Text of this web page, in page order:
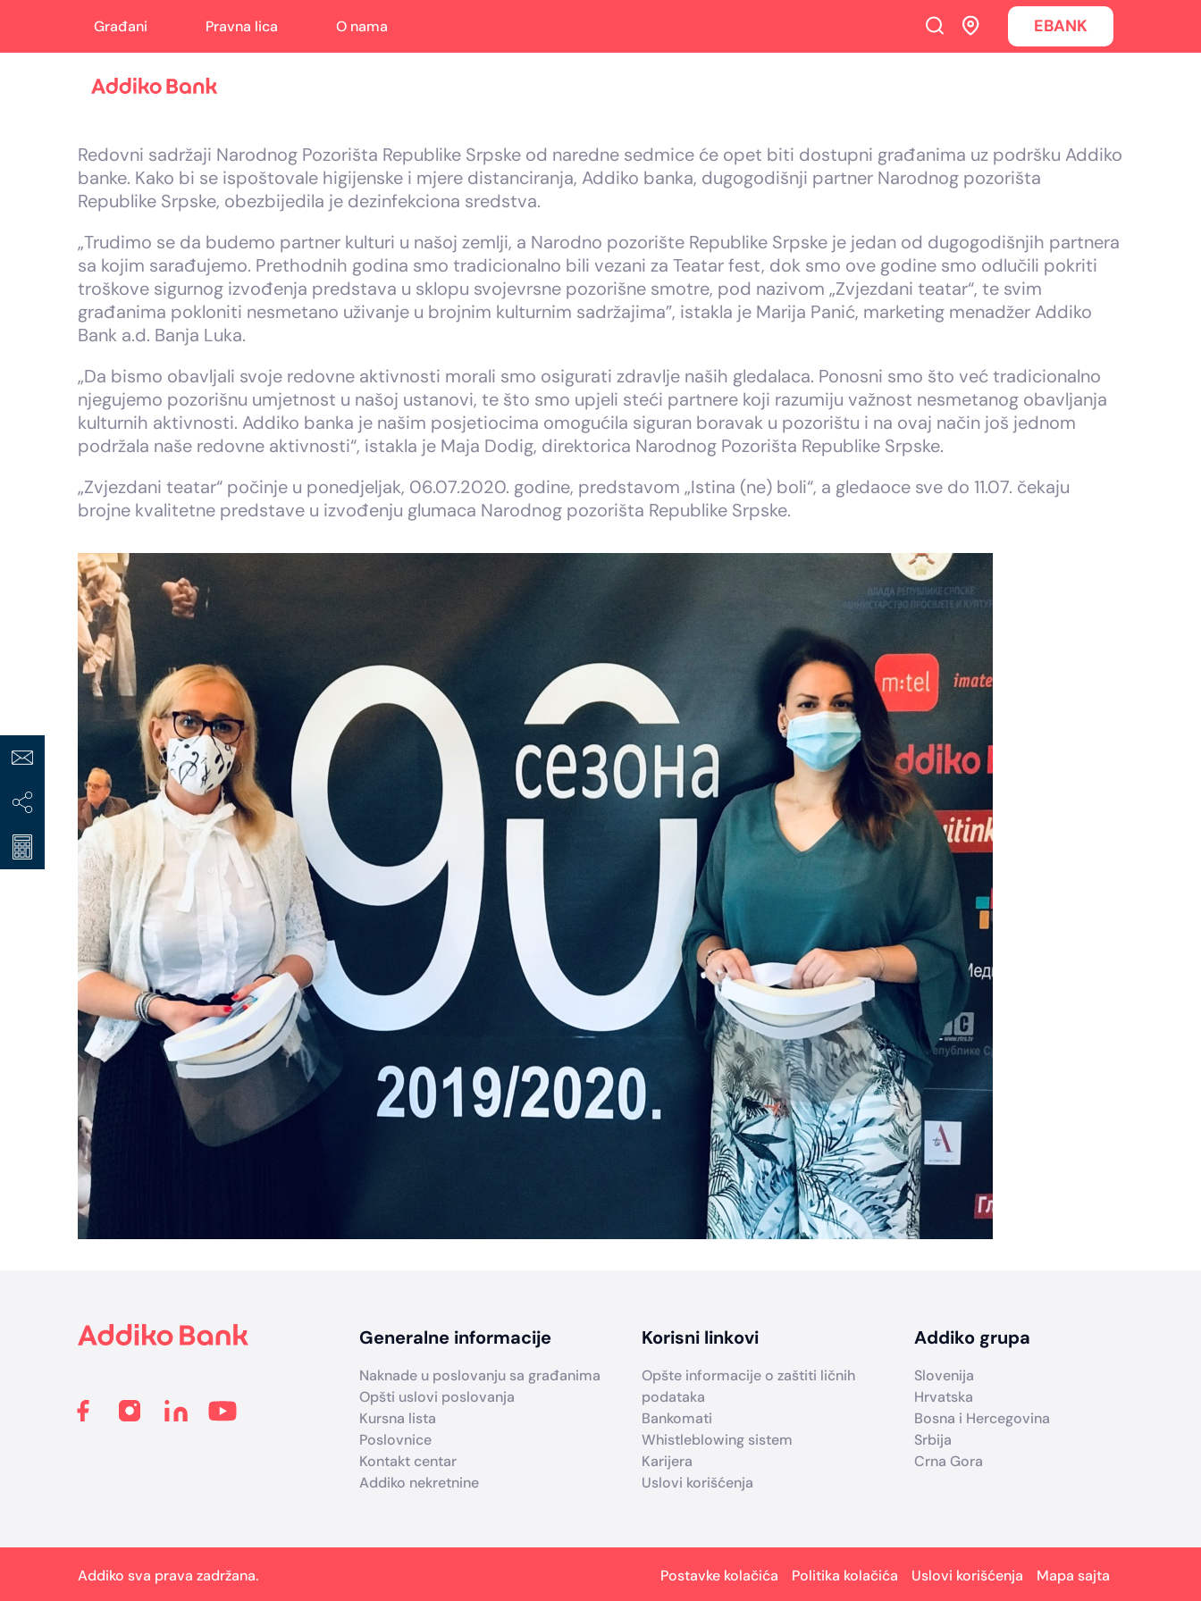
Građani Pravna lica O nama EBANK
Redovni sadržaji Narodnog Pozorišta Republike Srpske od naredne sedmice će opet biti dostupni građanima uz podršku Addiko
banke. Kako bi se ispoštovale higijenske i mjere distanciranja, Addiko banka, dugogodišnji partner Narodnog pozorišta
Republike Srpske, obezbijedila je dezinfekciona sredstva.
„Trudimo se da budemo partner kulturi u našoj zemlji, a Narodno pozorište Republike Srpske je jedan od dugogodišnjih partnera
sa kojim sarađujemo. Prethodnih godina smo tradicionalno bili vezani za Teatar fest, dok smo ove godine smo odlučili pokriti
troškove sigurnog izvođenja predstava u sklopu svojevrsne pozorišne smotre, pod nazivom „Zvjezdani teatar“, te svim
građanima pokloniti nesmetano uživanje u brojnim kulturnim sadržajima”, istakla je Marija Panić, marketing menadžer Addiko
Bank a.d. Banja Luka.
„Da bismo obavljali svoje redovne aktivnosti morali smo osigurati zdravlje naših gledalaca. Ponosni smo što već tradicionalno
njegujemo pozorišnu umjetnost u našoj ustanovi, te što smo upjeli steći partnere koji razumiju važnost nesmetanog obavljanja
kulturnih aktivnosti. Addiko banka je našim posjetiocima omogućila siguran boravak u pozorištu i na ovaj način još jednom
podržala naše redovne aktivnosti“, istakla je Maja Dodig, direktorica Narodnog Pozorišta Republike Srpske.
„Zvjezdani teatar“ počinje u ponedjeljak, 06.07.2020. godine, predstavom „Istina (ne) boli“, a gledaoce sve do 11.07. čekaju
brojne kvalitetne predstave u izvođenju glumaca Narodnog pozorišta Republike Srpske.
Generalne informacije
Naknade u poslovanju sa građanima
Opšti uslovi poslovanja
Kursna lista
Poslovnice
Kontakt centar
Addiko nekretnine
Korisni linkovi
Opšte informacije o zaštiti ličnih
podataka
Bankomati
Whistleblowing sistem
Karijera
Uslovi korišćenja
Addiko grupa
Slovenija
Hrvatska
Bosna i Hercegovina
Srbija
Crna Gora
Addiko sva prava zadržana. Postavke kolačića Politika kolačića Uslovi korišćenja Mapa sajta